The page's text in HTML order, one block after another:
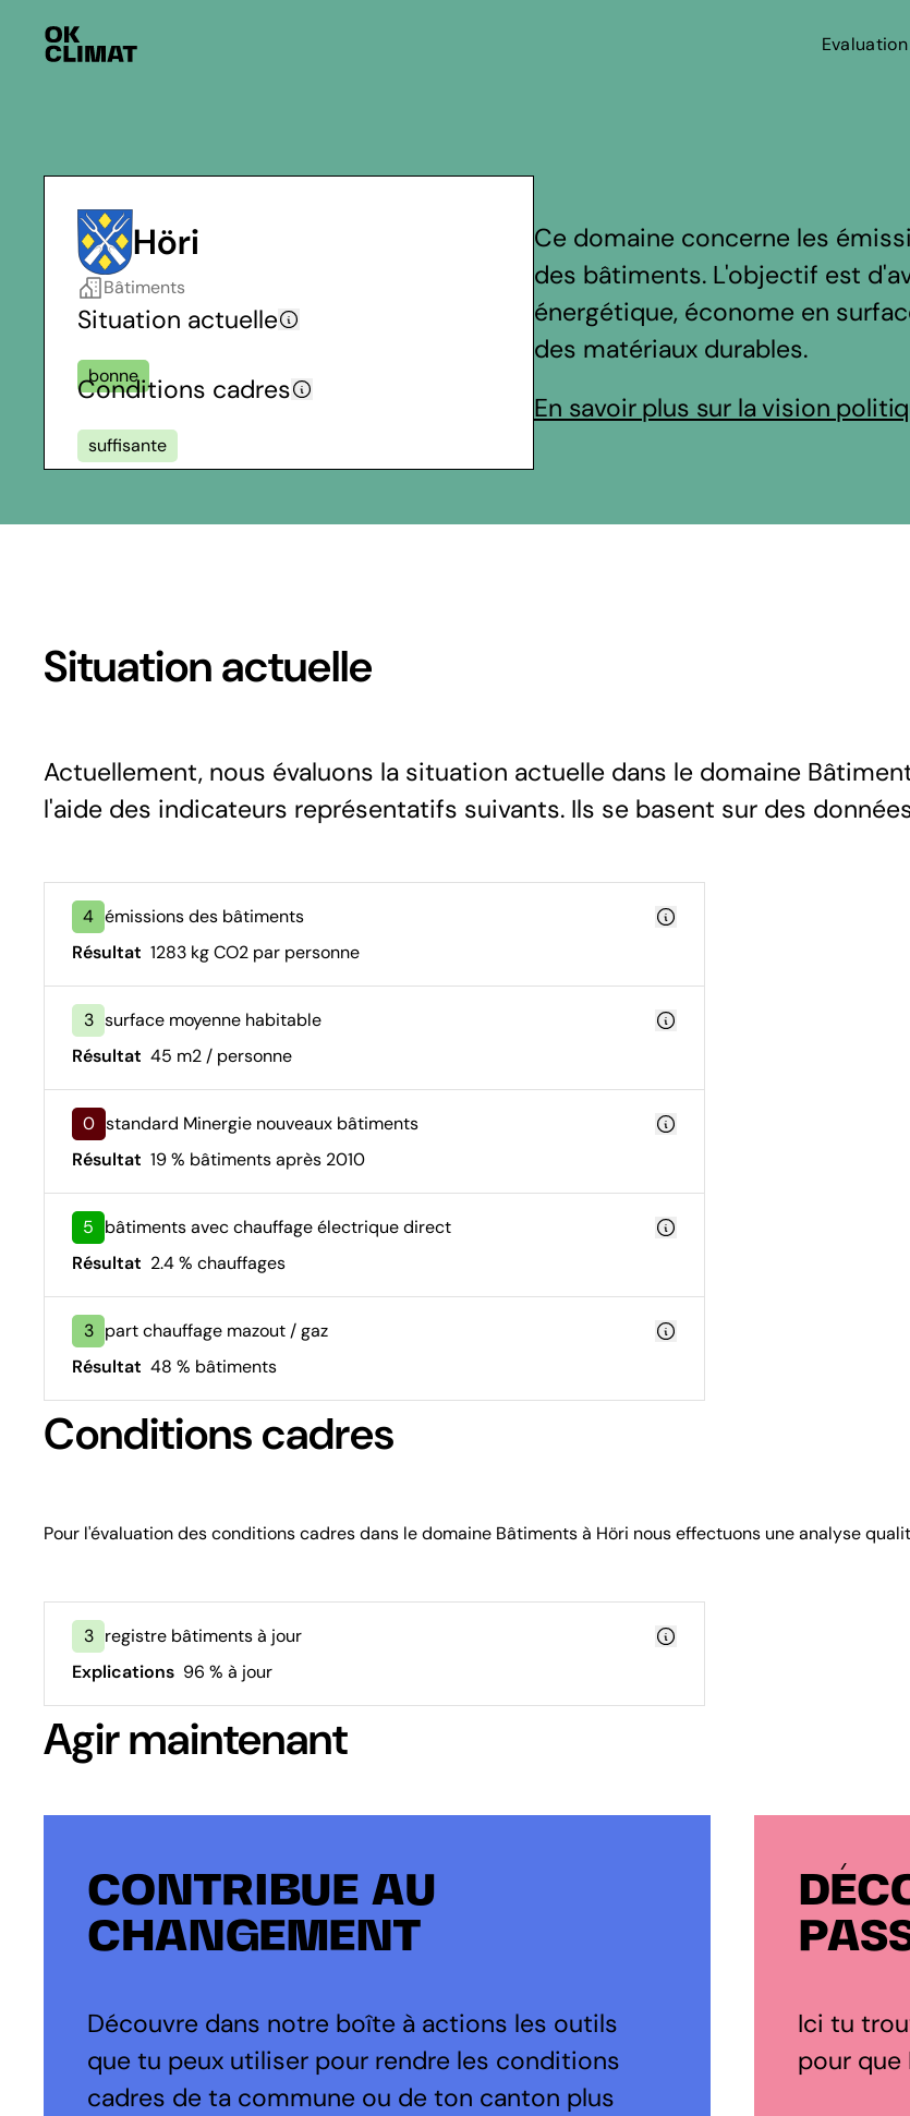
Evaluation
Höri
Bâtiments
Situation actuelle
bonne
Conditions cadres
suffisante
Ce domaine concerne les
des bâtiments. L'objectif est
énergétique, économe en
des matériaux durables.
En savoir plus sur la vision
Situation actuelle
Actuellement, nous évaluons la situation actuelle dans le domaine
l'aide des indicateurs représentatifs suivants. Ils se basent sur des
4 émissions des bâtiments
Résultat 1283 kg CO2 par personne
3 surface moyenne habitable
Résultat 45 m2 / personne
0 standard Minergie nouveaux bâtiments
Résultat 19 % bâtiments après 2010
5 bâtiments avec chauffage électrique direct
Résultat 2.4 % chauffages
3 part chauffage mazout / gaz
Résultat 48 % bâtiments
Conditions cadres
Pour l'évaluation des conditions cadres dans le domaine Bâtiments à Höri nous effectuons une analyse
3 registre bâtiments à jour
Explications 96 % à jour
Agir maintenant
CONTRIBUE AU
CHANGEMENT
Découvre dans notre boîte à actions les outils
que tu peux utiliser pour rendre les conditions
cadres de ta commune ou de ton canton plus
Ici tu
pour